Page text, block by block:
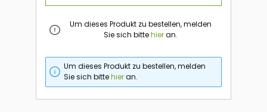
Um dieses Produkt zu bestellen, melden
Sie sich bittehieran.
Um dieses Produkt zu bestellen, melden
Sie sich bittehieran.